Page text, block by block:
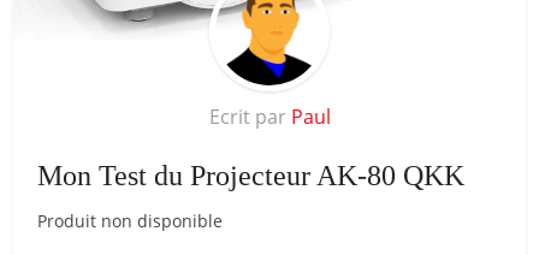
Ecrit par Paul
Mon Test du Projecteur AK-80 QKK
Produit non disponible